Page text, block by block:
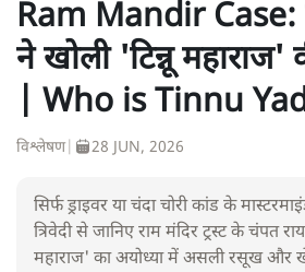
Ram Mandir Case:
ने खोली 'टिन्नू
| Who is Tinnu
विश्लेषण| 28 JUN, 2026
सिर्फ ड्राइवर या चंदा चोरी कांड के
त्रिवेदी से जानिए राम मंदिर ट्रस्ट के चंपत
महाराज' का अयोध्या में असली रसूख और